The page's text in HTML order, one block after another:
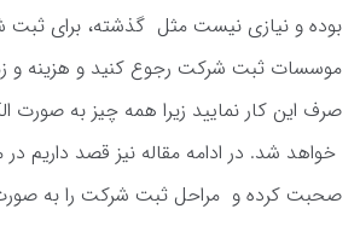
بوده و نیازی نیست مثل گذشته، برای
موسسات ثبت شرکت رجوع کنید و هزینه و
صرف این کار نمایید زیرا همه چیز به صورت
خواهد شد. در ادامه مقاله نیز قصد داریم
صحبت کرده و مراحل ثبت شرکت را به